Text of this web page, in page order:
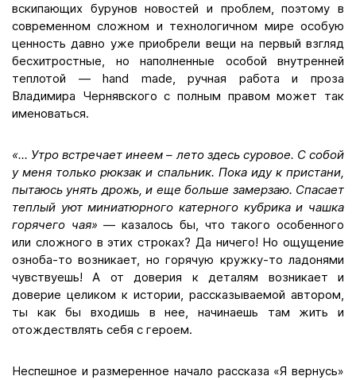
вскипающих бурунов новостей и проблем, поэтому в
современном сложном и технологичном мире особую
ценность давно уже приобрели вещи на первый взгляд
бесхитростные, но наполненные особой внутренней
теплотой — hand made, ручная работа и проза
Владимира Чернявского с полным правом может так
именоваться.
«... Утро встречает инеем – лето здесь суровое. С собой
у меня только рюкзак и спальник. Пока иду к пристани,
пытаюсь унять дрожь, и еще больше замерзаю. Спасает
теплый уют миниатюрного катерного кубрика и чашка
горячего чая» — казалось бы, что такого особенного
или сложного в этих строках? Да ничего! Но ощущение
озноба-то возникает, но горячую кружку-то ладонями
чувствуешь! А от доверия к деталям возникает и
доверие целиком к истории, рассказываемой автором,
ты как бы входишь в нее, начинаешь там жить и
отождествлять себя с героем.
Неспешное и размеренное начало рассказа «Я вернусь»